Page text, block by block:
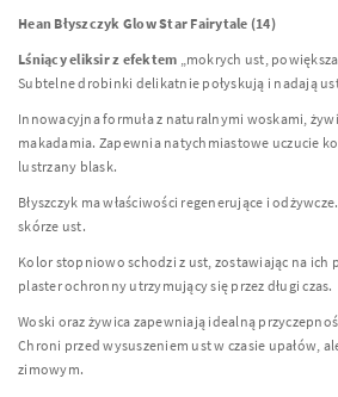
Hean Błyszczyk Glow Star Fairytale (14)
Lśniący eliksir z efektem „mokrych ust,
Subtelne drobinki delikatnie połyskują i nadają
Innowacyjna formuła z naturalnymi woskami,
makadamia. Zapewnia natychmiastowe uczucie
lustrzany blask.
Błyszczyk ma właściwości regenerujące i
skórze ust.
Kolor stopniowo schodzi z ust, zostawiając na ich
plaster ochronny utrzymujący się przez długi czas.
Woski oraz żywica zapewniają idealną
Chroni przed wysuszeniem ust w czasie upałów,
zimowym.